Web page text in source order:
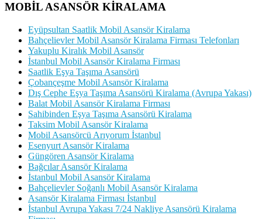
MOBİL ASANSÖR KİRALAMA
Eyüpsultan Saatlik Mobil Asansör Kiralama
Bahçelievler Mobil Asansör Kiralama Firması Telefonları
Yakuplu Kiralık Mobil Asansör
İstanbul Mobil Asansör Kiralama Firması
Saatlik Eşya Taşıma Asansörü
Çobançeşme Mobil Asansör Kiralama
Dış Cephe Eşya Taşıma Asansörü Kiralama (Avrupa Yakası)
Balat Mobil Asansör Kiralama Firması
Sahibinden Eşya Taşıma Asansörü Kiralama
Taksim Mobil Asansör Kiralama
Mobil Asansörcü Arıyorum İstanbul
Esenyurt Asansör Kiralama
Güngören Asansör Kiralama
Bağcılar Asansör Kiralama
İstanbul Mobil Asansör Kiralama
Bahçelievler Soğanlı Mobil Asansör Kiralama
Asansör Kiralama Firması İstanbul
İstanbul Avrupa Yakası 7/24 Nakliye Asansörü Kiralama